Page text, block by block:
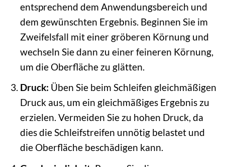
entsprechend dem Anwendungsbereich und
dem gewünschten Ergebnis. Beginnen Sie im
Zweifelsfall mit einer gröberen Körnung und
wechseln Sie dann zu einer feineren Körnung,
um die Oberfläche zu glätten.
Druck: Üben Sie beim Schleifen gleichmäßigen
Druck aus, um ein gleichmäßiges Ergebnis zu
erzielen. Vermeiden Sie zu hohen Druck, da
dies die Schleifstreifen unnötig belastet und
die Oberfläche beschädigen kann.